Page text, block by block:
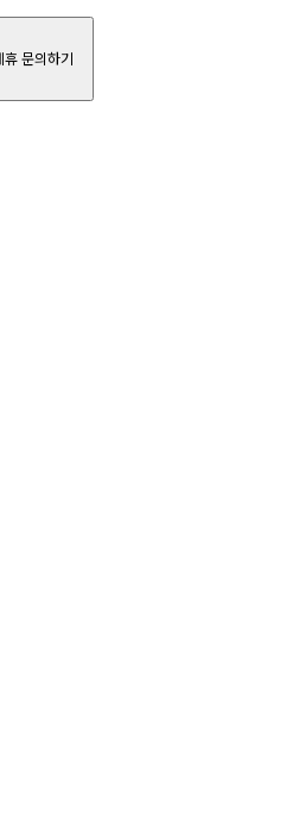
휴 문의하기